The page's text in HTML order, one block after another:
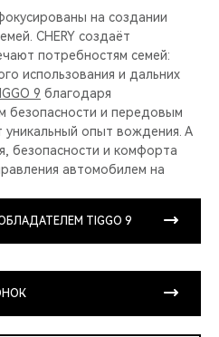
на создании
CHERY создаёт
потребностям семей:
использования и дальних
9 благодаря
безопасности и передовым
уникальный опыт вождения. А
безопасности и комфорта
автомобилем на
TIGGO 9